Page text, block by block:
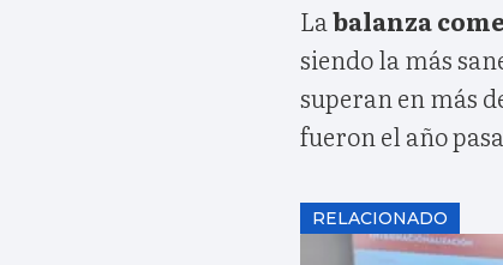
La balanza
siendo la más
superan en más
fueron el año
RELACIONADO